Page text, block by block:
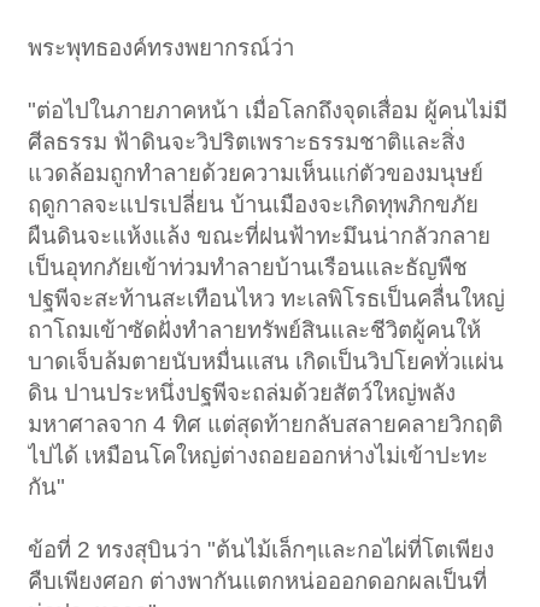
พระพุทธองค์ทรงพยากรณ์ว่า
"ต่อไปในภายภาคหน้า เมื่อโลกถึงจุดเสื่อม ผู้คนไม่มี
ศีลธรรม ฟ้าดินจะวิปริตเพราะธรรมชาติและสิ่ง
แวดล้อมถูกทำลายด้วยความเห็นแก่ตัวของมนุษย์
ฤดูกาลจะแปรเปลี่ยน บ้านเมืองจะเกิดทุพภิกขภัย
ผืนดินจะแห้งแล้ง ขณะที่ฝนฟ้าทะมึนน่ากลัวกลาย
เป็นอุทกภัยเข้าท่วมทำลายบ้านเรือนและธัญพืช
ปฐพีจะสะท้านสะเทือนไหว ทะเลพิโรธเป็นคลื่นใหญ่
ถาโถมเข้าซัดฝั่งทำลายทรัพย์สินและชีวิตผู้คนให้
บาดเจ็บล้มตายนับหมื่นแสน เกิดเป็นวิปโยคทั่วแผ่น
ดิน ปานประหนึ่งปฐพีจะถล่มด้วยสัตว์ใหญ่พลัง
มหาศาลจาก 4 ทิศ แต่สุดท้ายกลับสลายคลายวิกฤติ
ไปได้ เหมือนโคใหญ่ต่างถอยออกห่างไม่เข้าปะทะ
กัน"
ข้อที่ 2 ทรงสุบินว่า "ต้นไม้เล็กๆและกอไผ่ที่โตเพียง
คืบเพียงศอก ต่างพากันแตกหน่อออกดอกผลเป็นที่